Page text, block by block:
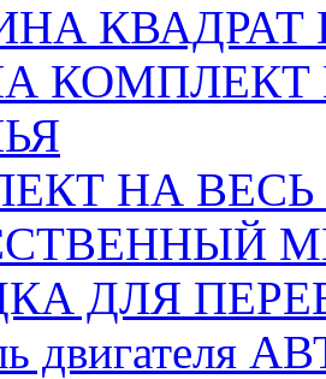
КВАДРАТ
КОМПЛЕКТ
НА
ДЛЯ
двигателя